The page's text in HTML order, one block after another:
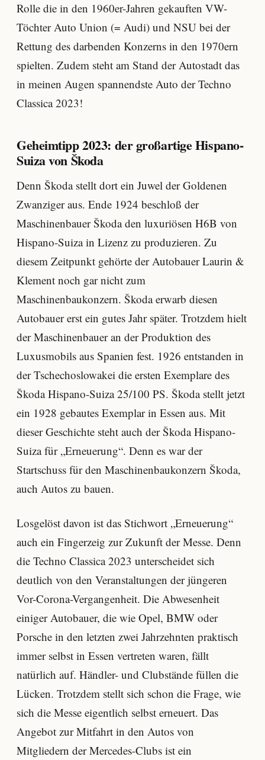
Rolle die in den 1960er-Jahren gekauften VW-
Töchter Auto Union (= Audi) und NSU bei der
Rettung des darbenden Konzerns in den 1970ern
spielten. Zudem steht am Stand der Autostadt das
in meinen Augen spannendste Auto der Techno
Classica 2023!
Geheimtipp 2023: der großartige Hispano-
Suiza von Škoda
Denn Škoda stellt dort ein Juwel der Goldenen
Zwanziger aus. Ende 1924 beschloß der
Maschinenbauer Škoda den luxuriösen H6B von
Hispano-Suiza in Lizenz zu produzieren. Zu
diesem Zeitpunkt gehörte der Autobauer Laurin &
Klement noch gar nicht zum
Maschinenbaukonzern. Škoda erwarb diesen
Autobauer erst ein gutes Jahr später. Trotzdem hielt
der Maschinenbauer an der Produktion des
Luxusmobils aus Spanien fest. 1926 entstanden in
der Tschechoslowakei die ersten Exemplare des
Škoda Hispano-Suiza 25/100 PS. Škoda stellt jetzt
ein 1928 gebautes Exemplar in Essen aus. Mit
dieser Geschichte steht auch der Škoda Hispano-
Suiza für „Erneuerung“. Denn es war der
Startschuss für den Maschinenbaukonzern Škoda,
auch Autos zu bauen.
Losgelöst davon ist das Stichwort „Erneuerung“
auch ein Fingerzeig zur Zukunft der Messe. Denn
die Techno Classica 2023 unterscheidet sich
deutlich von den Veranstaltungen der jüngeren
Vor-Corona-Vergangenheit. Die Abwesenheit
einiger Autobauer, die wie Opel, BMW oder
Porsche in den letzten zwei Jahrzehnten praktisch
immer selbst in Essen vertreten waren, fällt
natürlich auf. Händler- und Clubstände füllen die
Lücken. Trotzdem stellt sich schon die Frage, wie
sich die Messe eigentlich selbst erneuert. Das
Angebot zur Mitfahrt in den Autos von
Mitgliedern der Mercedes-Clubs ist ein